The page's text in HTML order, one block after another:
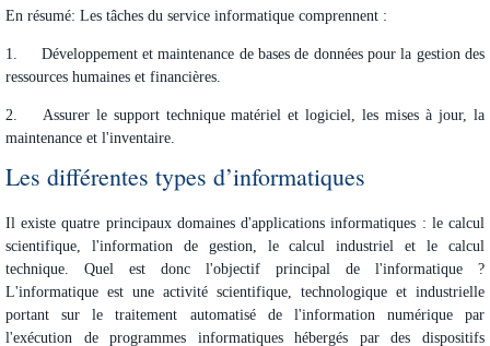
En résumé: Les tâches du service informatique comprennent :
1.
Développement et maintenance de bases de données pour la gestion des
ressources humaines et financières.
2. Assurer le support technique matériel et logiciel, les mises à jour, la
maintenance et l'inventaire.
Les différentes types d’informatiques
Il existe quatre principaux domaines d'applications informatiques : le calcul
scientifique, l'information de gestion, le calcul industriel et le calcul
technique. Quel est donc l'objectif principal de l'informatique ?
L'informatique est une activité scientifique, technologique et industrielle
portant sur le traitement automatisé de l'information numérique par
l'exécution de programmes informatiques hébergés par des dispositifs